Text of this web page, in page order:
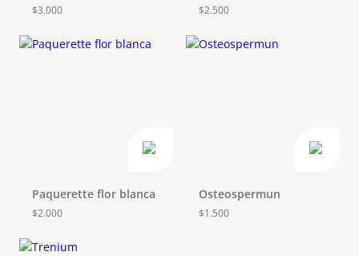
$3.000 $2.500
Paquerette flor blanca
$2.000
Osteospermun
$1.500